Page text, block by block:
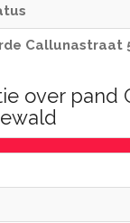
Callunastraat
over pand